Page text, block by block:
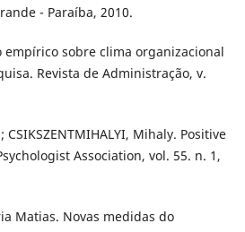
- Paraíba, 2010.
empírico sobre clima organizacional
Revista de Administração, v.
CSIKSZENTMIHALYI, Mihaly. Positive
Association, vol. 55. n. 1,
Matias. Novas medidas do